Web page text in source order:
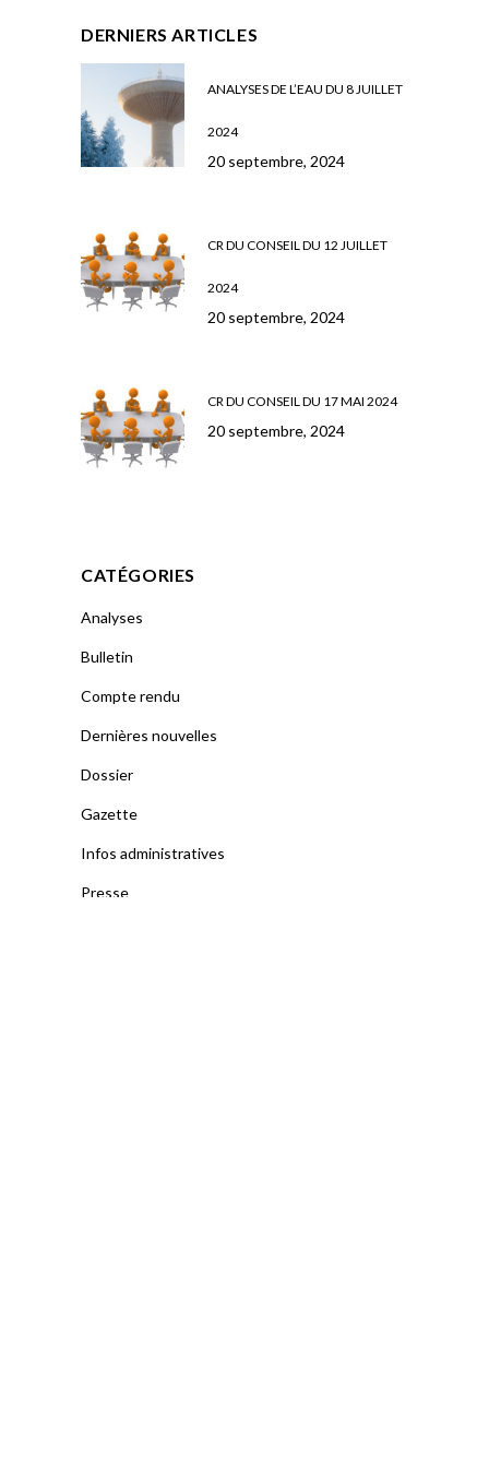
DERNIERS ARTICLES
ANALYSES DE L’EAU DU 8 JUILLET
2024
20 septembre, 2024
CR DU CONSEIL DU 12 JUILLET
2024
20 septembre, 2024
CR DU CONSEIL DU 17 MAI 2024
20 septembre, 2024
CATÉGORIES
Analyses
Bulletin
Compte rendu
Dernières nouvelles
Dossier
Gazette
Infos administratives
Presse